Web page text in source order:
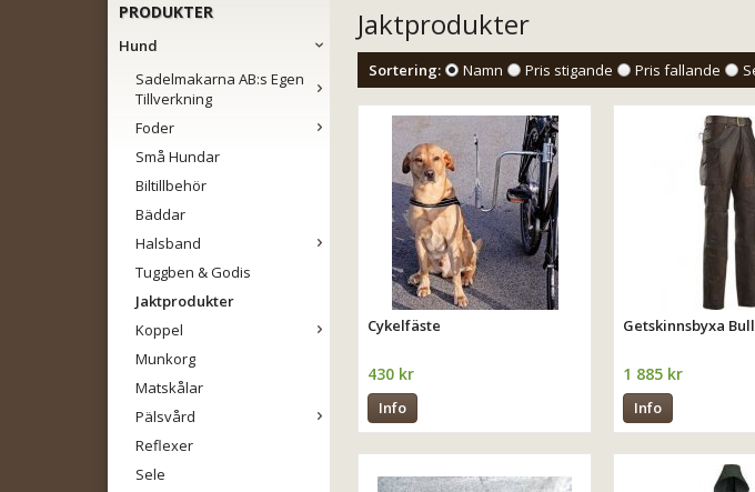
PRODUKTER
Hund
Sadelmakarna AB:s Egen
Tillverkning
Foder
Små Hundar
Biltillbehör
Bäddar
Halsband
Tuggben & Godis
Jaktprodukter
Koppel
Munkorg
Matskålar
Pälsvård
Reflexer
Sele
Jaktprodukter
Sortering: Namn Pris stigande Pris fallande
Cykelfäste
430 kr
Info
Getskinnsbyxa Bull
1 885 kr
Info